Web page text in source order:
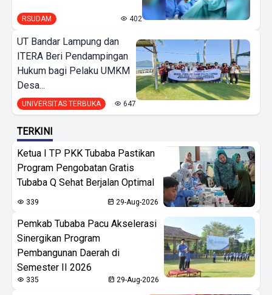
RSUDAM 402
UT Bandar Lampung dan
ITERA Beri Pendampingan
Hukum bagi Pelaku UMKM
Desa...
UNIVERSITAS TERBUKA 647
TERKINI
Ketua I TP PKK Tubaba Pastikan
Program Pengobatan Gratis
Tubaba Q Sehat Berjalan Optimal
339 29-Aug-2026
Pemkab Tubaba Pacu Akselerasi
Sinergikan Program
Pembangunan Daerah di
Semester II 2026
335 29-Aug-2026